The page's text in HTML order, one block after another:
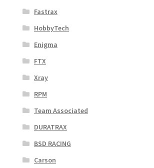
Fastrax
HobbyTech
Enigma
FTX
Xray
RPM
Team Associated
DURATRAX
BSD RACING
Carson